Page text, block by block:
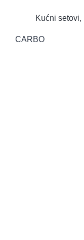
Kućni setovi,
CARBO